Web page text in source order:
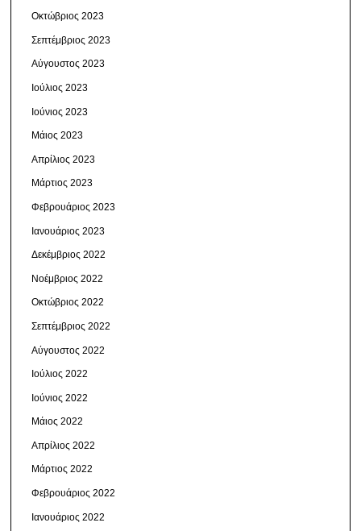
Οκτώβριος 2023
Σεπτέμβριος 2023
Αύγουστος 2023
Ιούλιος 2023
Ιούνιος 2023
Μάιος 2023
Απρίλιος 2023
Μάρτιος 2023
Φεβρουάριος 2023
Ιανουάριος 2023
Δεκέμβριος 2022
Νοέμβριος 2022
Οκτώβριος 2022
Σεπτέμβριος 2022
Αύγουστος 2022
Ιούλιος 2022
Ιούνιος 2022
Μάιος 2022
Απρίλιος 2022
Μάρτιος 2022
Φεβρουάριος 2022
Ιανουάριος 2022